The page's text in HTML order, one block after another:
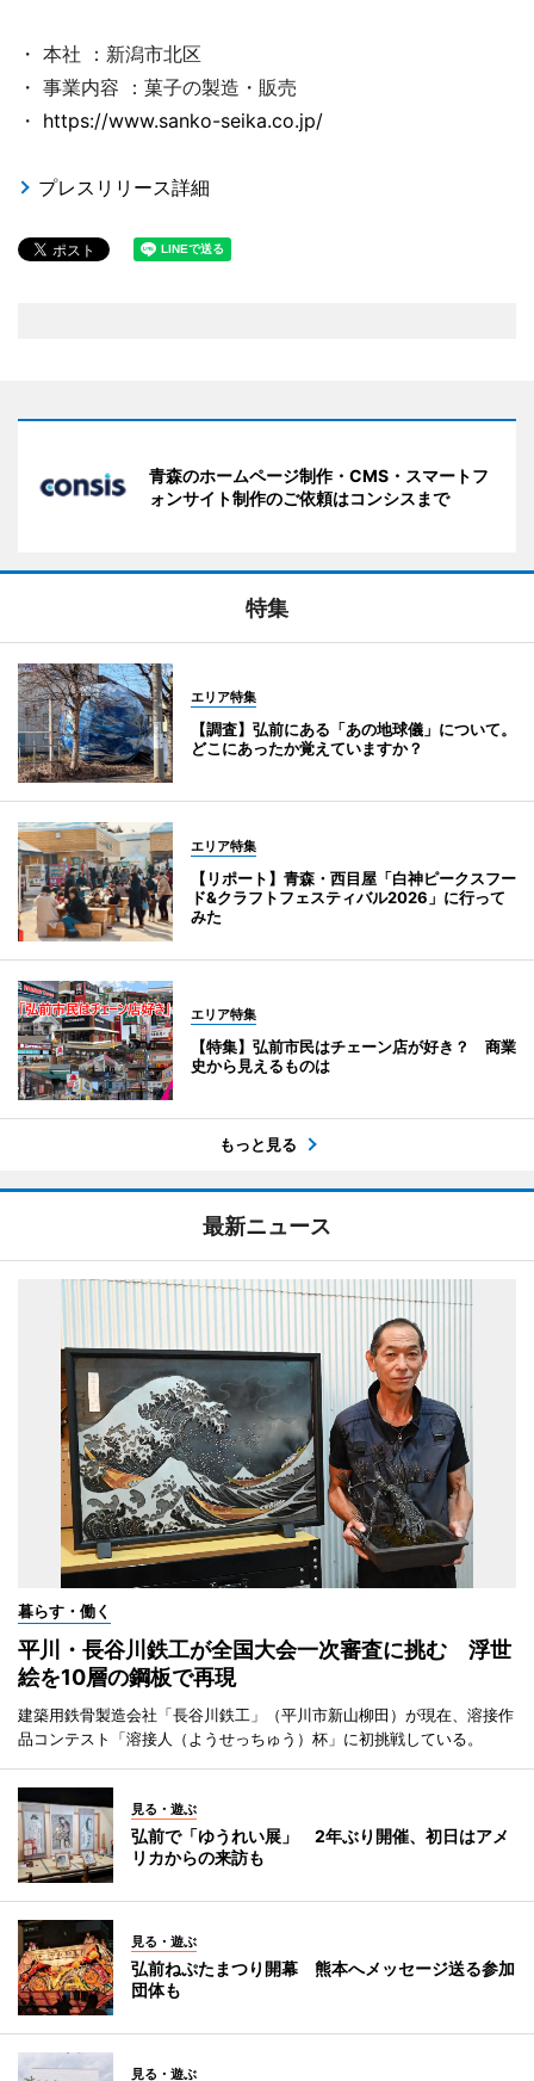
・ 本社 ：新潟市北区
・ 事業内容 ：菓子の製造・販売
・ https://www.sanko-seika.co.jp/
プレスリリース詳細
青森のホームページ制作・CMS・スマートフ
ォンサイト制作のご依頼はコンシスまで
特集
エリア特集
【調査】弘前にある「あの地球儀」について。
どこにあったか覚えていますか？
エリア特集
【リポート】青森・西目屋「白神ピークスフー
ド&クラフトフェスティバル2026」に行って
みた
エリア特集
【特集】弘前市民はチェーン店が好き？ 商業
史から見えるものは
もっと見る
最新ニュース
暮らす・働く
平川・長谷川鉄工が全国大会一次審査に挑む 浮世
絵を10層の鋼板で再現
建築用鉄骨製造会社「長谷川鉄工」（平川市新山柳田）が現在、溶接作
品コンテスト「溶接人（ようせっちゅう）杯」に初挑戦している。
見る・遊ぶ
弘前で「ゆうれい展」 2年ぶり開催、初日はアメ
リカからの来訪も
見る・遊ぶ
弘前ねぷたまつり開幕 熊本へメッセージ送る参加
団体も
見る・遊ぶ